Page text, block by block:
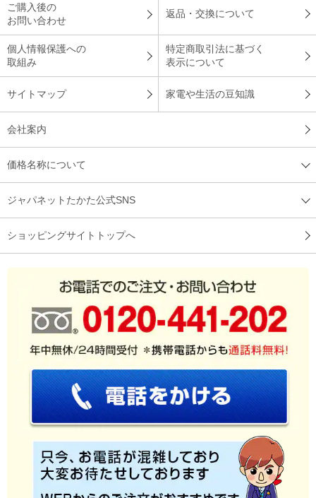
ご購入後の
お問い合わせ
返品・交換について
個人情報保護への
取組み
特定商取引法に基づく
表示について
サイトマップ 家電や生活の豆知識
会社案内
価格名称について
ジャパネットたかた公式SNS
ショッピングサイトトップへ